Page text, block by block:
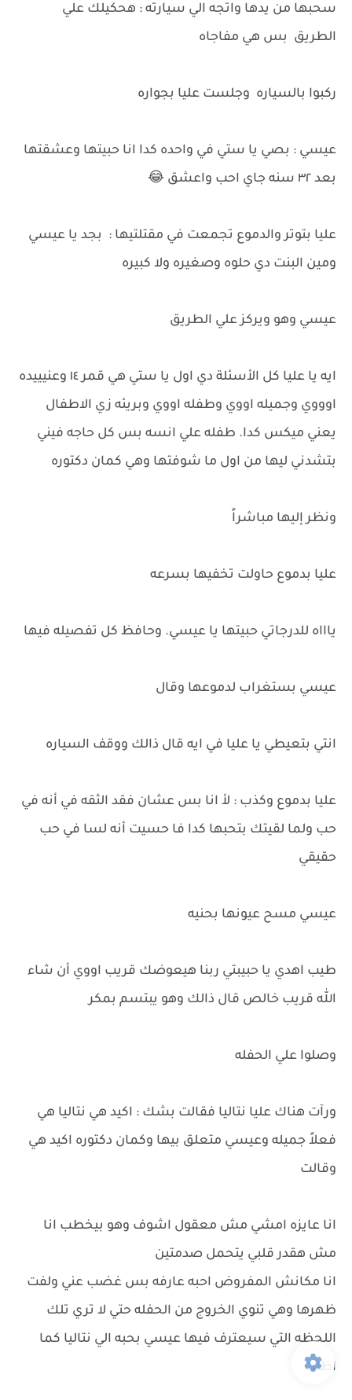
سحبها من يدها واتجه الي سيارته : هحكيلك علي
الطريق بس هي مفاجاه
ركبوا بالسياره وجلست عليا بجواره
عيسي : بصي يا ستي في واحده كدا انا حبيتها وعشقتها
بعد ٣٢ سنه جاي احب واعشق 😂
عليا بتوتر والدموع تجمعت في مقتلتيها : بجد يا عيسي
ومين البنت دي حلوه وصغيره ولا كبيره
عيسي وهو ويركز علي الطريق
ايه يا عليا كل الأسئلة دي اول يا ستي هي قمر ١٤ وعنيييده
اوووي وجميله اووي وطفله اووي وبريئه زي الاطفال
يعني ميكس كدا. طفله علي انسه بس كل حاجه فيني
بتشدني ليها من اول ما شوفتها وهي كمان دكتوره
ونظر إليها مباشراً
عليا بدموع حاولت تخفيها بسرعه
ياااه للدرجاتي حبيتها يا عيسي. وحافظ كل تفصيله فيها
عيسي بستغراب لدموعها وقال
انتي بتعيطي يا عليا في ايه قال ذالك ووقف السياره
عليا بدموع وكذب : لأ انا بس عشان فقد الثقه في أنه في
حب ولما لقيتك بتحبها كدا فا حسيت أنه لسا في حب
حقيقي
عيسي مسح عيونها بحنيه
طيب اهدي يا حبيبتي ربنا هيعوضك قريب اووي أن شاء
الله قريب خالص قال ذالك وهو يبتسم بمكر
وصلوا علي الحفله
ورآت هناك عليا نتاليا فقالت بشك : اكيد هي نتاليا هي
فعلاً جميله وعيسي متعلق بيها وكمان دكتوره اكيد هي
وقالت
انا عايزه امشي مش معقول اشوف وهو بيخطب انا
مش هقدر قلبي يتحمل صدمتين
انا مكانش المفروض احبه عارفه بس غضب عني ولفت
ظهرها وهي تنوي الخروج من الحفله حتي لا تري تلك
اللحظه التي سيعترف فيها عيسي بحبه الي نتاليا كما
اظنت